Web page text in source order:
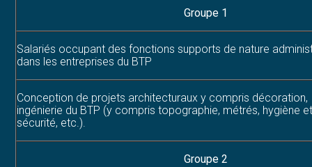
Groupe 1
Salariés occupant des fonctions supports de nature
dans les entreprises du BTP
Conception de projets architecturaux y compris décoration,
ingénierie du BTP (y compris topographie, métrés, hygiène
sécurité, etc.).
Groupe 2